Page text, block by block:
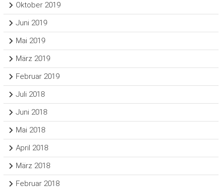
Oktober 2019
Juni 2019
Mai 2019
März 2019
Februar 2019
Juli 2018
Juni 2018
Mai 2018
April 2018
März 2018
Februar 2018